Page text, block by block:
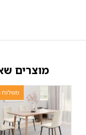
מוצרים
משלוח